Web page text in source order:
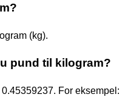
(kg).
pund til kilogram?
For eksempel: